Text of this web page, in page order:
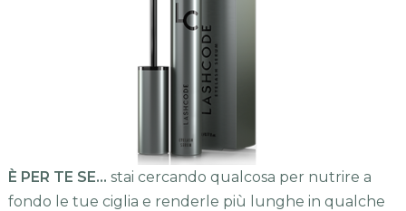
È PER TE SE… stai cercando qualcosa per nutrire a
fondo le tue ciglia e renderle più lunghe in qualche